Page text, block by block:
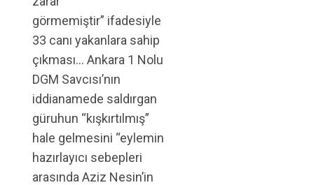
görmemiştir” ifadesiyle
33 canı yakanlara sahip
çıkması… Ankara 1 Nolu
DGM Savcısı’nın
iddianamede saldırgan
güruhun “kışkırtılmış”
hale gelmesini “eylemin
hazırlayıcı sebepleri
arasında Aziz Nesin’in